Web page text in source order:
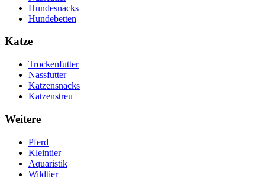
Hundesnacks
Hundebetten
Katze
Trockenfutter
Nassfutter
Katzensnacks
Katzenstreu
Weitere
Pferd
Kleintier
Aquaristik
Wildtier